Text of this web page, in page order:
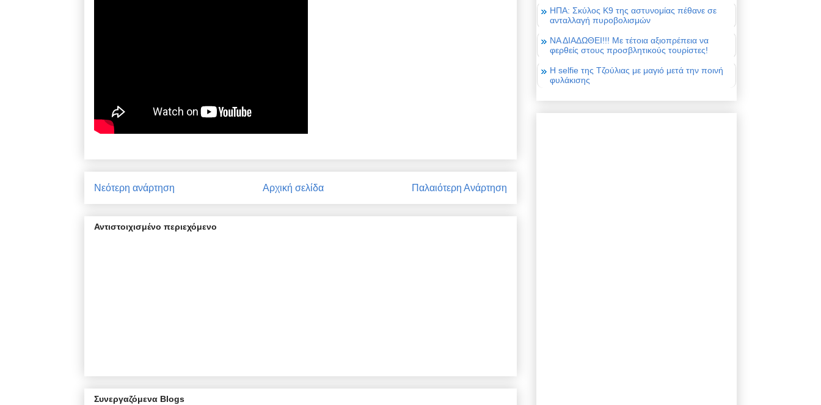
Νεότερη ανάρτηση Παλαιότερη Ανάρτηση
Αρχική σελίδα
Αντιστοιχισμένο περιεχόμενο
Συνεργαζόμενα Blogs
ΗΠΑ: Σκύλος Κ9 της αστυνομίας πέθανε σε
ανταλλαγή πυροβολισμών
ΝΑ ΔΙΑΔΩΘΕΙ!!! Με τέτοια αξιοπρέπεια να
φερθείς στους προσβλητικούς τουρίστες!
Η selfie της Τζούλιας με μαγιό μετά την ποινή
φυλάκισης